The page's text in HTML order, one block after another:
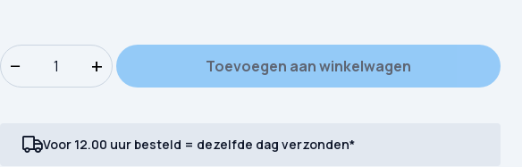
Dekbedovertrek HIP Flanel Egor aantal
− + Toevoegen aan winkelwagen
Voor 12.00 uur besteld = dezelfde dag verzonden*